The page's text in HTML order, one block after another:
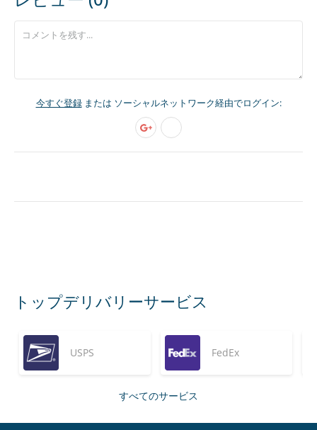
今すぐ登録または ソーシャルネットワーク経由でログイン:
トップデリバリーサービス
USPS FedEx
すべてのサービス